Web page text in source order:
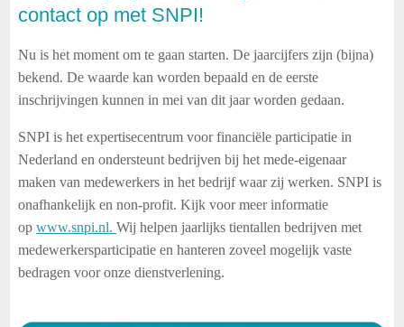
contact op met SNPI!
Nu is het moment om te gaan starten. De jaarcijfers zijn (bijna)
bekend. De waarde kan worden bepaald en de eerste
inschrijvingen kunnen in mei van dit jaar worden gedaan.
SNPI is het expertisecentrum voor financiële participatie in
Nederland en ondersteunt bedrijven bij het mede-eigenaar
maken van medewerkers in het bedrijf waar zij werken. SNPI is
onafhankelijk en non-profit. Kijk voor meer informatie
op www.snpi.nl.Wij helpen jaarlijks tientallen bedrijven met
medewerkersparticipatie en hanteren zoveel mogelijk vaste
bedragen voor onze dienstverlening.